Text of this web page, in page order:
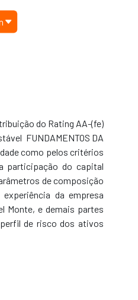
FUNDAMENTOS DA
como pelos critérios
participação do capital
de composição
da empresa
Monte, e demais partes
de risco dos ativos